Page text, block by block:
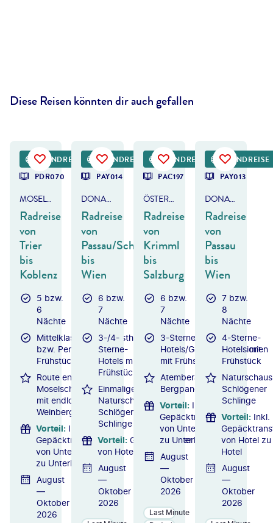
Diese Reisen könnten dir auch gefallen
RUNDREISE
PDR070
MOSEL-RADWEG
Radreise
von
Trier
bis
Koblenz
5 bzw.
6
Nächte
Mittelklassehotels/Gasthöfe
bzw. Pensionen mit
Frühstück
Route entlang
Moselschleifen
mit endlosen
Weinbergen
Vorteil: Inkl.
Gepäcktransfer
von Unterkunft
zu Unterkunft
August
—
Oktober
2026
RUNDREISE
PAY014
DONAU-RADWEG
Radreise
von
Passau/Schärding
bis
Wien
6 bzw.
7
Nächte
3-/4-
Sterne-
Hotels mit
Frühstück
Einmaliges
Naturschauspiel
Schlögener
Schlinge
Vorteil: Gepäcktransfer
von Hotel zu Hotel
August
—
Oktober
2026
RUNDREISE
PAC197
ÖSTERREICH - TAUERNRADWEG
Radreise
von
Krimml
bis
Salzburg
6 bzw.
7
Nächte
3-Sterne-
Hotels/Gasthöfe/Pensionen
mit Frühstück
Atemberaubende
Bergpanoramen
Vorteil: Inkl.
Gepäcktransfer
von Unterkunft
zu Unterkunft
August
—
Oktober
2026
Last Minute
RUNDREISE
PAY013
DONAU-RADWEG
Radreise
von
Passau
bis
Wien
7 bzw.
8
Nächte
4-Sterne-
Hotels mit
Frühstück
Schlögener
Schlinge
Vorteil: Inkl.
von Hotel zu
Hotel
August
—
Oktober
2026